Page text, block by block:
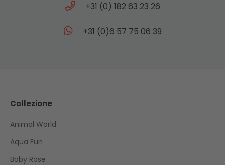
+31 (0) 182 63 23 26
+31 (0)6 57 75 06 39
Collezione
Animal World
Aqua Fun
Baby Rose